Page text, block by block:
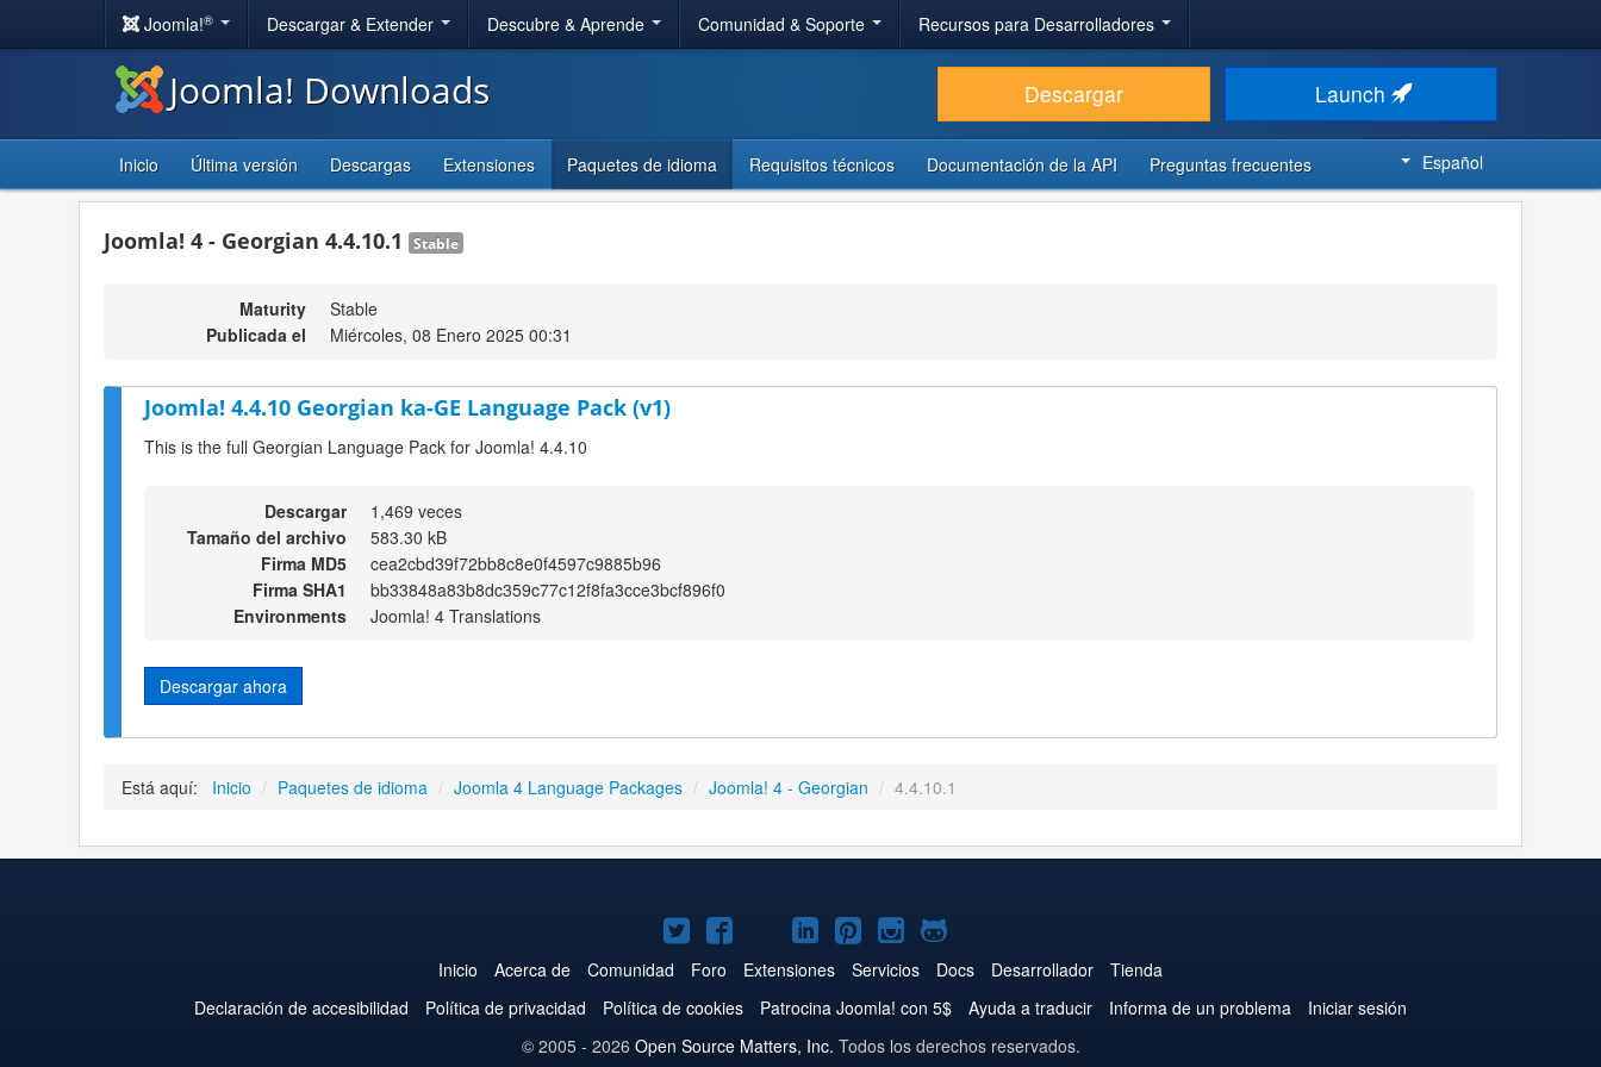
Joomla!® Descargar & Extender Descubre & Aprende Comunidad & Soporte Recursos para Desarrolladores
Joomla! Downloads Descargar Launch
Inicio Última versión Descargas Extensiones Paquetes de idioma Requisitos técnicos Documentación de la API Preguntas frecuentes Español
Joomla! 4 - Georgian 4.4.10.1 Stable
Maturity
Stable
Publicada el
Miércoles, 08 Enero 2025 00:31
Joomla! 4.4.10 Georgian ka-GE Language Pack (v1)
This is the full Georgian Language Pack for Joomla! 4.4.10
Descargar
1,469 veces
Tamaño del archivo
583.30 kB
Firma MD5
cea2cbd39f72bb8c8e0f4597c9885b96
Firma SHA1
bb33848a83b8dc359c77c12f8fa3cce3bcf896f0
Environments
Joomla! 4 Translations
Descargar ahora
Está aquí: Inicio / Paquetes de idioma / Joomla 4 Language Packages / Joomla! 4 - Georgian / 4.4.10.1
Joomla!
en
Twitter
Joomla!
en
Facebook
Joomla!
en
YouTube
Joomla!
en
LinkedIn
Joomla!
en
Pinterest
Joomla!
en
Instagram
Joomla!
en
GitHub
Inicio Acerca de Comunidad Foro Extensiones Servicios Docs Desarrollador
Tienda
Declaración de accesibilidad
Política de privacidad Política de cookies Patrocina Joomla! con 5$ Ayuda a traducir Informa de un problema
Iniciar sesión
© 2005 - 2026 Open Source Matters, Inc. Todos los derechos reservados.